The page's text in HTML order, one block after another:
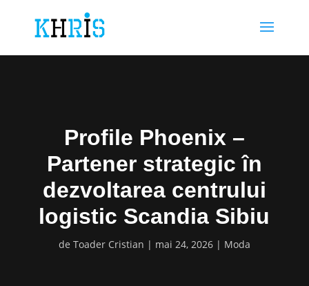
Profile Phoenix –
Partener strategic în
dezvoltarea centrului
logistic Scandia Sibiu
de Toader Cristian mai 24, 2026 Moda